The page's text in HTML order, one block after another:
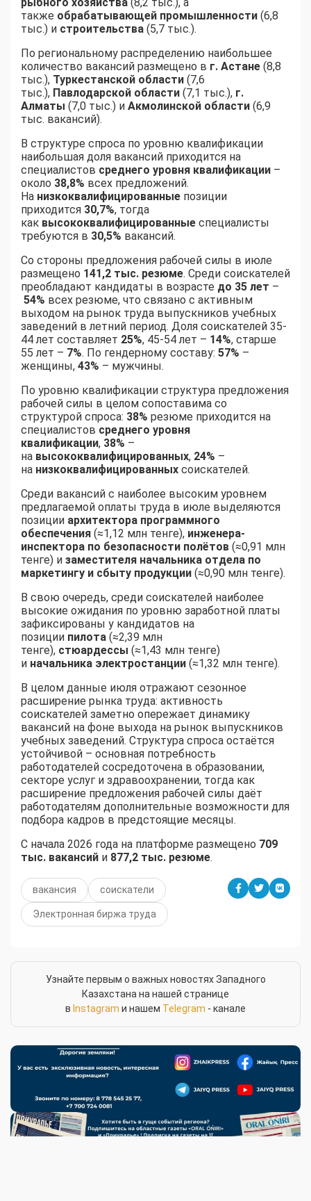
также обрабатывающей промышленности (6,8
тыс.) и строительства (5,7 тыс.).
По региональному распределению наибольшее
количество вакансий размещено в г. Астане (8,8
тыс.), Туркестанской области (7,6
тыс.), Павлодарской области (7,1 тыс.), г.
Алматы (7,0 тыс.) и Акмолинской области (6,9
тыс. вакансий).
В структуре спроса по уровню квалификации
наибольшая доля вакансий приходится на
специалистов среднего уровня квалификации –
около 38,8% всех предложений.
На низкоквалифицированные позиции
приходится 30,7%, тогда
как высококвалифицированные специалисты
требуются в 30,5% вакансий.
Со стороны предложения рабочей силы в июле
размещено 141,2 тыс. резюме. Среди соискателей
преобладают кандидаты в возрасте до 35 лет –
54% всех резюме, что связано с активным
выходом на рынок труда выпускников учебных
заведений в летний период. Доля соискателей 35-
44 лет составляет 25%, 45-54 лет – 14%, старше
55 лет – 7%. По гендерному составу: 57% –
женщины, 43% – мужчины.
По уровню квалификации структура предложения
рабочей силы в целом сопоставима со
структурой спроса: 38% резюме приходится на
специалистов среднего уровня
квалификации, 38% –
на высококвалифицированных, 24% –
на низкоквалифицированных соискателей.
Среди вакансий с наиболее высоким уровнем
предлагаемой оплаты труда в июле выделяются
позиции архитектора программного
обеспечения (≈1,12 млн тенге), инженера-
инспектора по безопасности полётов (≈0,91 млн
тенге) и заместителя начальника отдела по
маркетингу и сбыту продукции (≈0,90 млн тенге).
В свою очередь, среди соискателей наиболее
высокие ожидания по уровню заработной платы
зафиксированы у кандидатов на
позиции пилота (≈2,39 млн
тенге), стюардессы (≈1,43 млн тенге)
и начальника электростанции (≈1,32 млн тенге).
В целом данные июля отражают сезонное
расширение рынка труда: активность
соискателей заметно опережает динамику
вакансий на фоне выхода на рынок выпускников
учебных заведений. Структура спроса остаётся
устойчивой – основная потребность
работодателей сосредоточена в образовании,
секторе услуг и здравоохранении, тогда как
расширение предложения рабочей силы даёт
работодателям дополнительные возможности для
подбора кадров в предстоящие месяцы.
С начала 2026 года на платформе размещено 709
тыс. вакансий и 877,2 тыс. резюме.
вакансия соискатели
Электронная биржа труда
Узнайте первым о важных новостях Западного
Казахстана на нашей странице
в Instagram и нашем Telegram - канале